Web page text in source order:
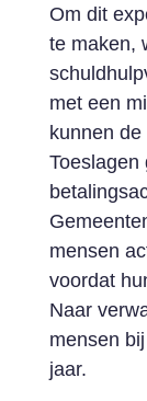
Om dit
te maken,
met een
kunnen
Toeslagen
mensen
voordat
Naar
mensen
jaar.